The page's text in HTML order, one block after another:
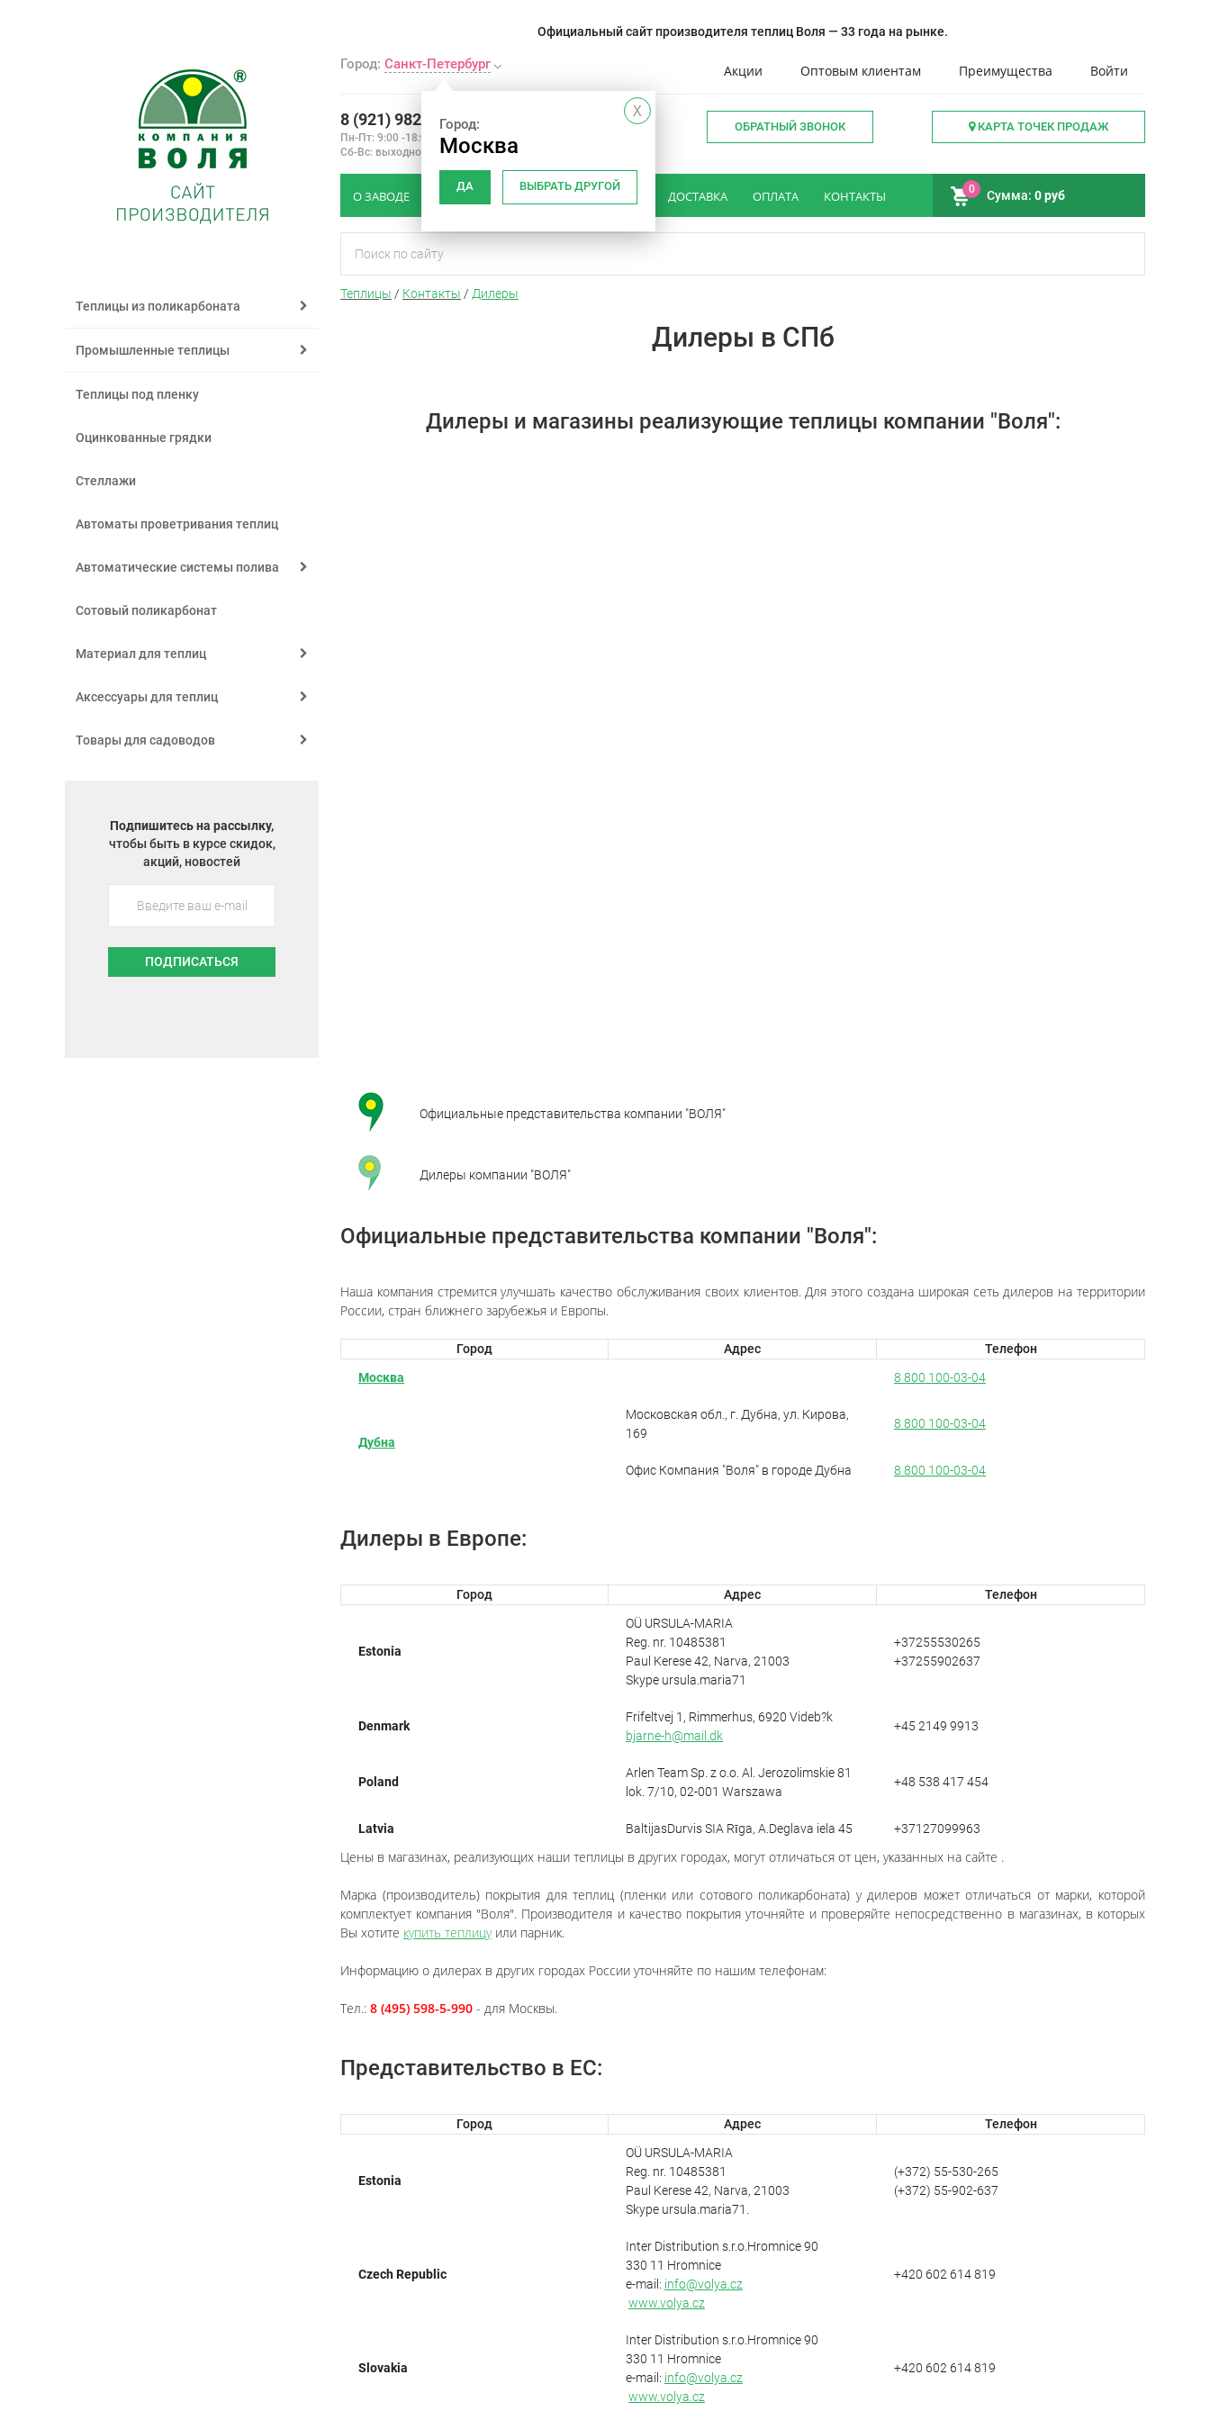
Официальный сайт производителя теплиц Воля — 33 года на рынке.
Город: Санкт-Петербург
X
Город:
Москва
ДА ВЫБРАТЬ ДРУГОЙ
Акции Оптовым клиентам Преимущества Войти
8 (921) 982 34 15
Пн-Пт: 9:00 -18:00
Сб-Вс: выходной
КАРТА ТОЧЕК ПРОДАЖ
ОБРАТНЫЙ ЗВОНОК
О ЗАВОДЕ КАК ВЫБРАТЬ ТЕПЛИЦУ ДОСТАВКА ОПЛАТА КОНТАКТЫ 0 Сумма: 0 руб
Теплицы из поликарбоната
Промышленные теплицы
Теплицы под пленку
Оцинкованные грядки
Стеллажи
Автоматы проветривания теплиц
Автоматические системы полива
Сотовый поликарбонат
Материал для теплиц
Аксессуары для теплиц
Товары для садоводов
Подпишитесь на рассылку,
чтобы быть в курсе скидок,
акций, новостей
ПОДПИСАТЬСЯ
Теплицы / Контакты / Дилеры
Дилеры в СПб
Дилеры и магазины реализующие теплицы компании "Воля":
Официальные представительства компании "ВОЛЯ"
Дилеры компании "ВОЛЯ"
Официальные представительства компании "Воля":
Наша компания стремится улучшать качество обслуживания своих клиентов. Для этого создана широкая сеть дилеров на территории
России, стран ближнего зарубежья и Европы.
Город Адрес
Телефон
Москва
8 800 100-03-04
Дубна
Московская обл., г. Дубна, ул. Кирова,
169
8 800 100-03-04
Офис Компания "Воля" в городе Дубна 8 800 100-03-04
Дилеры в Европе:
Город Адрес Телефон
Estonia
OÜ URSULA-MARIA
Reg. nr. 10485381
Paul Kerese 42, Narva, 21003
Skype ursula.maria71
+37255530265
+37255902637
Denmark
Frifeltvej 1, Rimmerhus, 6920 Videb?k
bjarne-h@mail.dk
+45 2149 9913
Poland
Arlen Team Sp. z o.o. Al. Jerozolimskie 81
lok. 7/10, 02-001 Warszawa
+48 538 417 454
Latvia BaltijasDurvis SIA Rīga, A.Deglava iela 45 +37127099963
Цены в магазинах, реализующих наши теплицы в других городах, могут отличаться от цен, указанных на сайте .
Марка (производитель) покрытия для теплиц (пленки или сотового поликарбоната) у дилеров может отличаться от марки, которой
комплектует компания "Воля". Производителя и качество покрытия уточняйте и проверяйте непосредственно в магазинах, в которых
Вы хотите купить теплицуили парник.
Информацию о дилерах в других городах России уточняйте по нашим телефонам:
Тел.: 8 (495) 598-5-990 - для Москвы.
Представительство в ЕС:
Город Адрес Телефон
Estonia
OÜ URSULA-MARIA
Reg. nr. 10485381
Paul Kerese 42, Narva, 21003
Skype ursula.maria71.
(+372) 55-530-265
(+372) 55-902-637
Czech Republic
Inter Distribution s.r.o.Hromnice 90
330 11 Hromnice
e-mail: info@volya.cz
www.volya.cz
+420 602 614 819
Slovakia
Inter Distribution s.r.o.Hromnice 90
330 11 Hromnice
e-mail: info@volya.cz
www.volya.cz
+420 602 614 819